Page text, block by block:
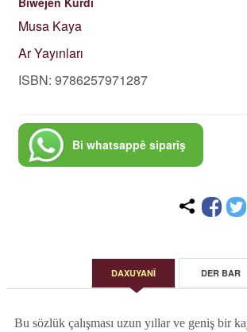
Musa Kaya
Ar Yayınları
ISBN: 9786257971287
Bi whatsappê siparîş
DAXUYANÎ DER BAR
Bu sözlük çalışması uzun yıllar ve geniş bir